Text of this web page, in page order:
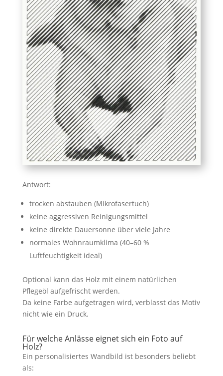
Antwort:
trocken abstauben (Mikrofasertuch)
keine aggressiven Reinigungsmittel
keine direkte Dauersonne über viele Jahre
normales Wohnraumklima (40–60 %
Luftfeuchtigkeit ideal)
Optional kann das Holz mit einem natürlichen
Pflegeöl aufgefrischt werden.
Da keine Farbe aufgetragen wird, verblasst das Motiv
nicht wie ein Druck.
Für welche Anlässe eignet sich ein Foto auf
Holz?
Ein personalisiertes Wandbild ist besonders beliebt
als: